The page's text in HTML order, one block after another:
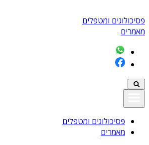
פסיכולוגים ומטפלים
מאמרים
פסיכולוגים ומטפלים
מאמרים